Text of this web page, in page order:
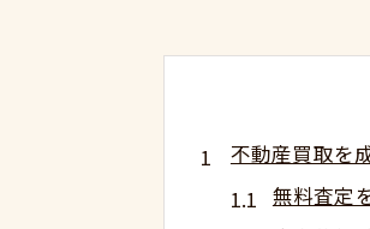
不動産買取を
無料査定